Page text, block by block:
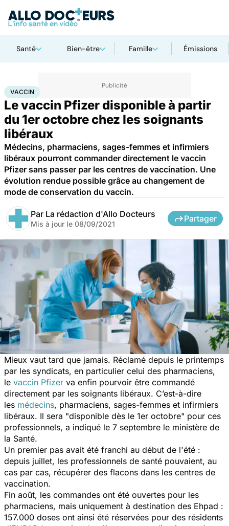
Santé Bien-être Famille Émissions
AccueilSanté Maladies infectieuses
VACCIN
Le vaccin Pfizer disponible à partir
du 1er octobre chez les soignants
libéraux
Médecins, pharmaciens, sages-femmes et infirmiers
libéraux pourront commander directement le vaccin
Pfizer sans passer par les centres de vaccination. Une
évolution rendue possible grâce au changement de
mode de conservation du vaccin.
Par La rédaction d'Allo Docteurs
Mis à jour le 08/09/2021
Partager
Mieux vaut tard que jamais. Réclamé depuis le printemps
par les syndicats, en particulier celui des pharmaciens,
le vaccin Pfizer va enfin pourvoir être commandé
directement par les soignants libéraux. C’est-à-dire
les médecins, pharmaciens, sages-femmes et infirmiers
libéraux. Il sera "disponible dès le 1er octobre" pour ces
professionnels, a indiqué le 7 septembre le ministère de
la Santé.
Un premier pas avait été franchi au début de l'été :
depuis juillet, les professionnels de santé pouvaient, au
cas par cas, récupérer des flacons dans les centres de
vaccination.
Fin août, les commandes ont été ouvertes pour les
pharmaciens, mais uniquement à destination des Ehpad :
157.000 doses ont ainsi été réservées pour des résidents